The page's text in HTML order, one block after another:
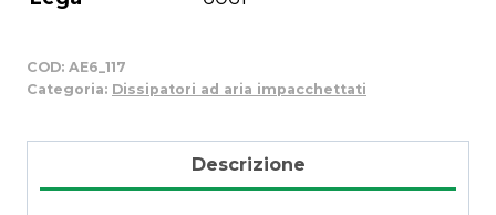
COD: AE6_117
Categoria: Dissipatori ad aria impacchettati
Descrizione